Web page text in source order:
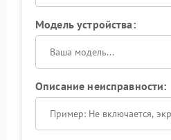
Модель устройства:
Описание неисправности: